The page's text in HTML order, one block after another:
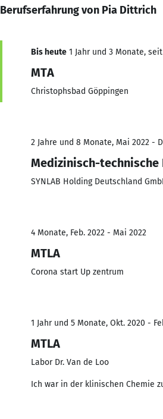
Berufserfahrung von Pia Dittrich
Bis heute 1 Jahr und 3 Monate,
MTA
Christophsbad Göppingen
2 Jahre und 8 Monate, Mai 2022 -
Medizinisch-technische
SYNLAB Holding Deutschland
4 Monate, Feb. 2022 - Mai 2022
MTLA
Corona start Up zentrum
1 Jahr und 5 Monate, Okt. 2020 -
MTLA
Labor Dr. Van de Loo
Ich war in der klinischen Chemie